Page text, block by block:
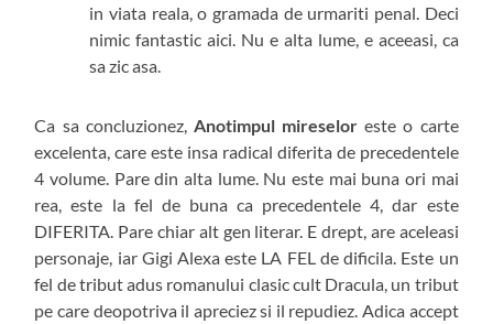
in viata reala, o gramada de urmariti penal. Deci
nimic fantastic aici. Nu e alta lume, e aceeasi, ca
sa zic asa.
Ca sa concluzionez, Anotimpul mireselor este o carte
excelenta, care este insa radical diferita de precedentele
4 volume. Pare din alta lume. Nu este mai buna ori mai
rea, este la fel de buna ca precedentele 4, dar este
DIFERITA. Pare chiar alt gen literar. E drept, are aceleasi
personaje, iar Gigi Alexa este LA FEL de dificila. Este un
fel de tribut adus romanului clasic cult Dracula, un tribut
pe care deopotriva il apreciez si il repudiez. Adica accept